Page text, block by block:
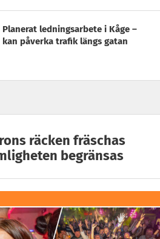
Planerat ledningsarbete i Kåge –
kan påverka trafik längs gatan
räcken fräschas
begränsas